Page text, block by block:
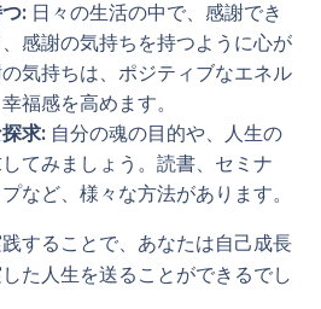
: 日々の生活の中で、感謝でき
感謝の気持ちを持つように心が
気持ちは、ポジティブなエネル
福感を高めます。
求: 自分の魂の目的や、人生の
てみましょう。読書、セミナ
など、様々な方法があります。
することで、あなたは自己成長
た人生を送ることができるでし